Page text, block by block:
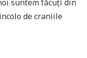
suntem făcuți din
de craniile